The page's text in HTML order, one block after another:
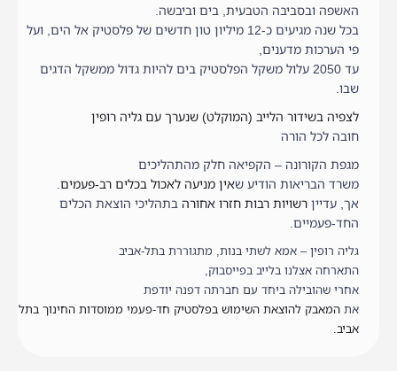
האשפה ובסביבה הטבעית, בים וביבשה.
בכל שנה מגיעים כ-12 מיליון טון חדשים של פלסטיק אל הים, ועל
פי הערכות מדענים,
עד 2050 עלול משקל הפלסטיק בים להיות גדול ממשקל הדגים
שבו.
לצפיה בשידור הלייב (המוקלט) שנערך עם גליה רופין
חובה לכל הורה
מגפת הקורונה – הקפיאה חלק מהתהליכים
משרד הבריאות הודיע שאין מניעה לאכול בכלים רב-פעמים.
אך, עדיין רשויות רבות חזרו אחורהבתהליכי הוצאת הכלים
החד-פעמיים.
גליה רופין – אמא לשתי בנות, מתגוררת בתל-אביב
התארחה אצלנו בלייב בפייסבוק,
אחרי שהובילה ביחד עם חברתה דפנה יודפת
את המאבק להוצאת השימוש בפלסטיק חד-פעמי ממוסדות החינוך בתל
אביב.